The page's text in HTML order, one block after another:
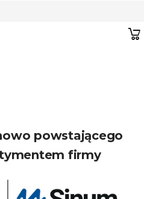
powstającego
firmy